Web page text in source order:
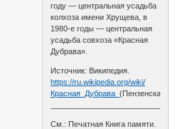
году — центральная усадьба
колхоза имени Хрущева, в
1980-е годы — центральная
усадьба совхоза «Красная
Дубрава».
Источник: Википедия.
https://ru.wikipedia.org/wiki/
Красная_Дубрава_
См.: Печатная Книга памяти.